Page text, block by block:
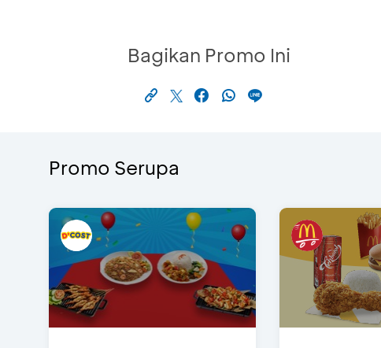
Bagikan Promo Ini
Promo Serupa